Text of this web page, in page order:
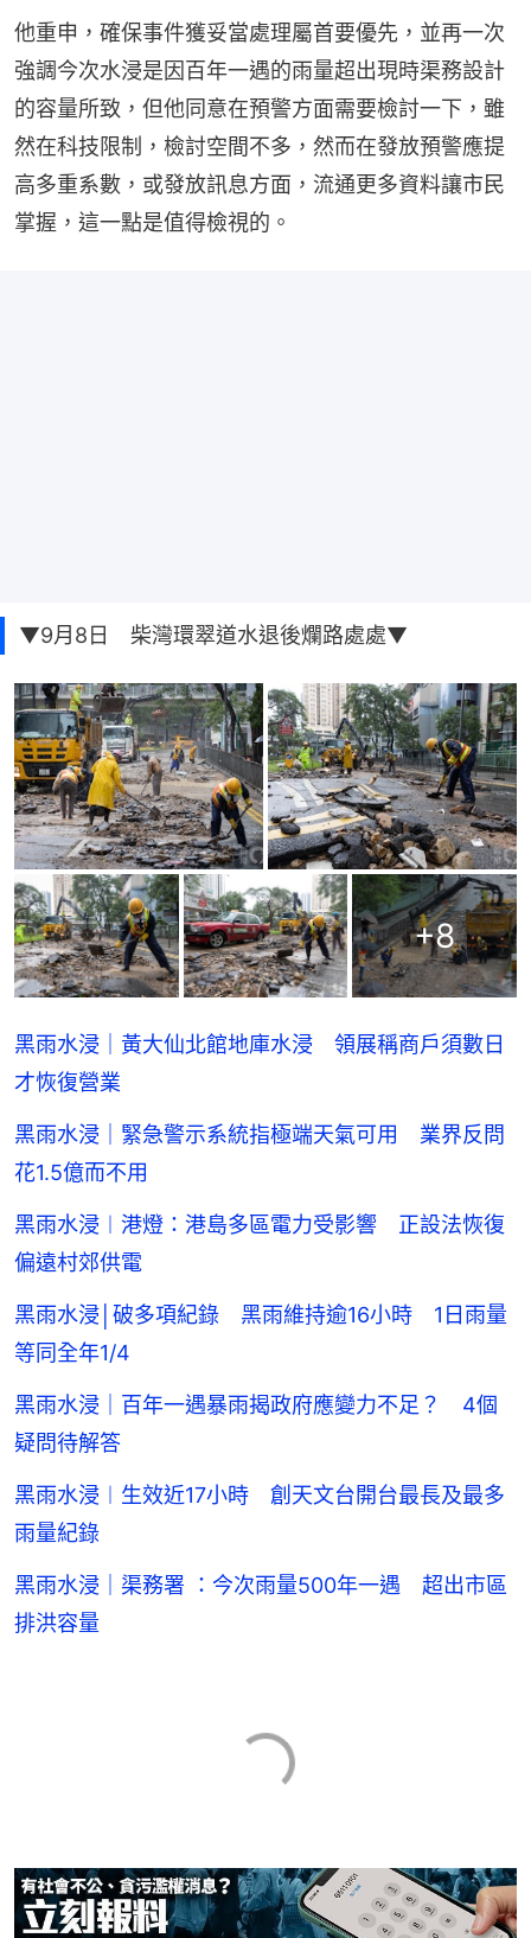
他重申，確保事件獲妥當處理屬首要優先，並再一次
強調今次水浸是因百年一遇的雨量超出現時渠務設計
的容量所致，但他同意在預警方面需要檢討一下，雖
然在科技限制，檢討空間不多，然而在發放預警應提
高多重系數，或發放訊息方面，流通更多資料讓市民
掌握，這一點是值得檢視的。
▼9月8日 柴灣環翠道水退後爛路處處▼
+8
黑雨水浸｜黃大仙北館地庫水浸 領展稱商戶須數日
才恢復營業
黑雨水浸｜緊急警示系統指極端天氣可用 業界反問
花1.5億而不用
黑雨水浸︱港燈：港島多區電力受影響 正設法恢復
偏遠村郊供電
黑雨水浸│破多項紀錄 黑雨維持逾16小時 1日雨量
等同全年1/4
黑雨水浸｜百年一遇暴雨揭政府應變力不足？ 4個
疑問待解答
黑雨水浸︱生效近17小時 創天文台開台最長及最多
雨量紀錄
黑雨水浸｜渠務署 ：今次雨量500年一遇 超出市區
排洪容量